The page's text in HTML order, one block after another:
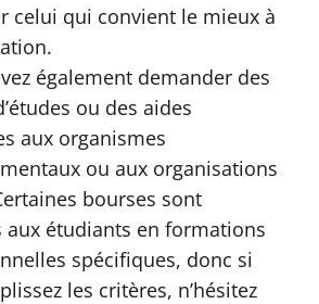
celui qui convient le mieux à
également demander des
ou des aides
aux organismes
ou aux organisations
bourses sont
aux étudiants en formations
spécifiques, donc si
les critères, n’hésitez